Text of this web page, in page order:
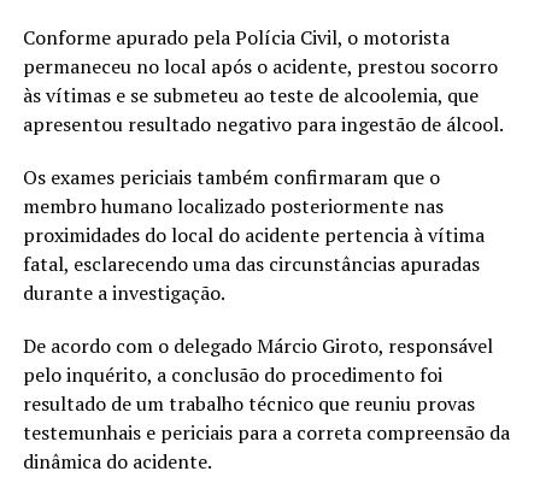
Conforme apurado pela Polícia Civil, o motorista
permaneceu no local após o acidente, prestou socorro
às vítimas e se submeteu ao teste de alcoolemia, que
apresentou resultado negativo para ingestão de álcool.
Os exames periciais também confirmaram que o
membro humano localizado posteriormente nas
proximidades do local do acidente pertencia à vítima
fatal, esclarecendo uma das circunstâncias apuradas
durante a investigação.
De acordo com o delegado Márcio Giroto, responsável
pelo inquérito, a conclusão do procedimento foi
resultado de um trabalho técnico que reuniu provas
testemunhais e periciais para a correta compreensão da
dinâmica do acidente.